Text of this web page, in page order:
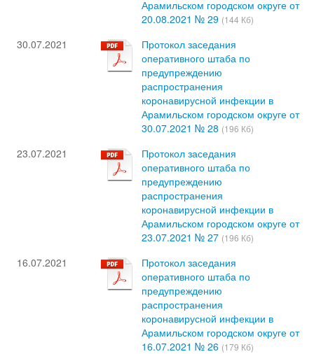
Арамильском городском округе от
20.08.2021 № 29 (144 Кб)
30.07.2021
Протокол заседания
оперативного штаба по
предупреждению
распространения
коронавирусной инфекции в
Арамильском городском округе от
30.07.2021 № 28 (196 Кб)
23.07.2021
Протокол заседания
оперативного штаба по
предупреждению
распространения
коронавирусной инфекции в
Арамильском городском округе от
23.07.2021 № 27 (196 Кб)
16.07.2021
Протокол заседания
оперативного штаба по
предупреждению
распространения
коронавирусной инфекции в
Арамильском городском округе от
16.07.2021 № 26 (179 Кб)